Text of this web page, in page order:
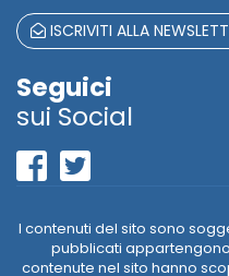
ISCRIVITI ALLA
Seguici
sui Social
I contenuti del sito sono
pubblicati
contenute nel sito hanno